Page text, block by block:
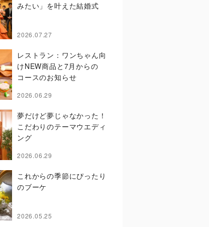
みたい」を叶えた結婚式
2026.07.27
レストラン：ワンちゃん向
けNEW商品と7月からの
コースのお知らせ
2026.06.29
夢だけど夢じゃなかった！
こだわりのテーマウエディ
ング
2026.06.29
これからの季節にぴったり
のブーケ
2026.05.25